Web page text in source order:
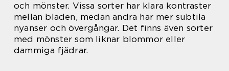
och mönster. Vissa sorter har klara kontraster
mellan bladen, medan andra har mer subtila
nyanser och övergångar. Det finns även sorter
med mönster som liknar blommor eller
dammiga fjädrar.